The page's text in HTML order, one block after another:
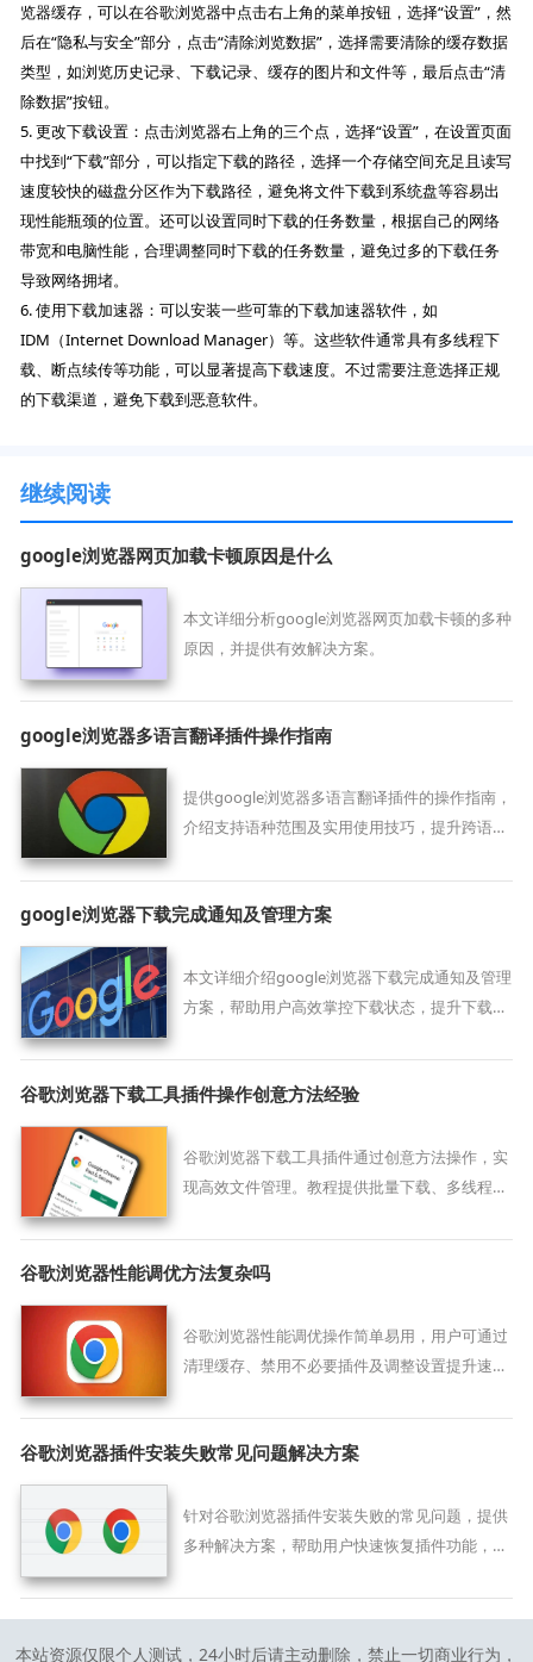
览器缓存，可以在谷歌浏览器中点击右上角的菜单按钮，选择“设置”，然
后在“隐私与安全”部分，点击“清除浏览数据”，选择需要清除的缓存数据
类型，如浏览历史记录、下载记录、缓存的图片和文件等，最后点击“清
除数据”按钮。
5. 更改下载设置：点击浏览器右上角的三个点，选择“设置”，在设置页面
中找到“下载”部分，可以指定下载的路径，选择一个存储空间充足且读写
速度较快的磁盘分区作为下载路径，避免将文件下载到系统盘等容易出
现性能瓶颈的位置。还可以设置同时下载的任务数量，根据自己的网络
带宽和电脑性能，合理调整同时下载的任务数量，避免过多的下载任务
导致网络拥堵。
6. 使用下载加速器：可以安装一些可靠的下载加速器软件，如
IDM（Internet Download Manager）等。这些软件通常具有多线程下
载、断点续传等功能，可以显著提高下载速度。不过需要注意选择正规
的下载渠道，避免下载到恶意软件。
继续阅读
google浏览器网页加载卡顿原因是什么
本文详细分析google浏览器网页加载卡顿的多种
原因，并提供有效解决方案。
google浏览器多语言翻译插件操作指南
提供google浏览器多语言翻译插件的操作指南，
介绍支持语种范围及实用使用技巧，提升跨语言
google浏览器下载完成通知及管理方案
本文详细介绍google浏览器下载完成通知及管理
方案，帮助用户高效掌控下载状态，提升下载体
谷歌浏览器下载工具插件操作创意方法经验
谷歌浏览器下载工具插件通过创意方法操作，实
现高效文件管理。教程提供批量下载、多线程及
谷歌浏览器性能调优方法复杂吗
谷歌浏览器性能调优操作简单易用，用户可通过
清理缓存、禁用不必要插件及调整设置提升速
谷歌浏览器插件安装失败常见问题解决方案
针对谷歌浏览器插件安装失败的常见问题，提供
多种解决方案，帮助用户快速恢复插件功能，保
本站资源仅限个人测试，24小时后请主动删除，禁止一切商业行为，